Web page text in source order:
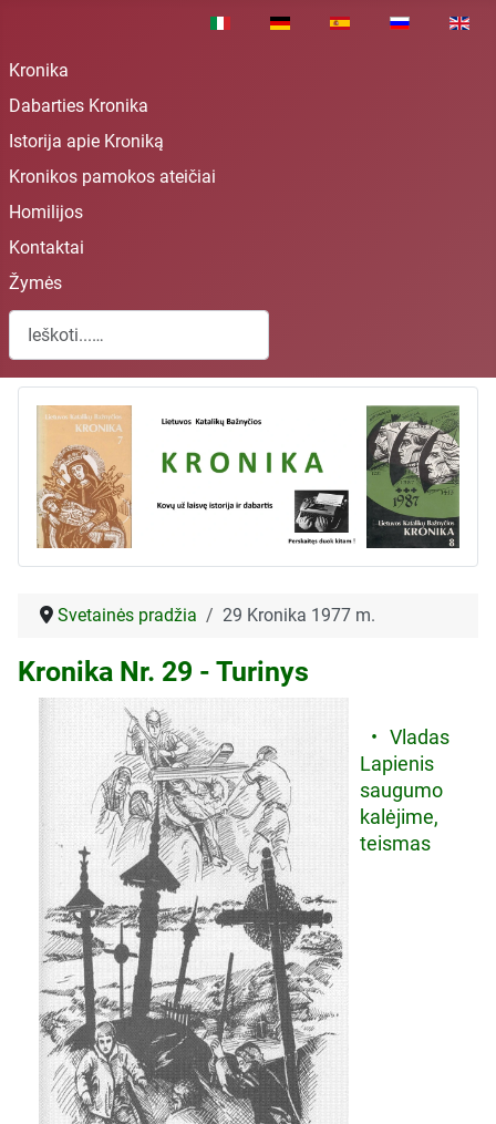
Pasirinkite savo kalbą
Kronika
Dabarties Kronika
Istorija apie Kroniką
Kronikos pamokos ateičiai
Homilijos
Kontaktai
Žymės
Paieška
Svetainės pradžia 29 Kronika 1977 m.
Kronika Nr. 29 - Turinys
• Vladas
Lapienis
saugumo
kalėjime,
teismas